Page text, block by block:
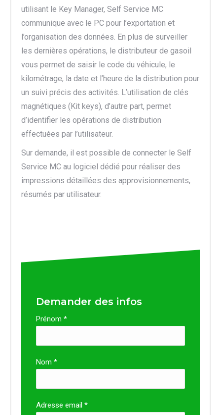
utilisant le Key Manager, Self Service MC
communique avec le PC pour l’exportation et
l’organisation des données. En plus de surveiller
les dernières opérations, le distributeur de gasoil
vous permet de saisir le code du véhicule, le
kilométrage, la date et l’heure de la distribution pour
un suivi précis des activités. L’utilisation de clés
magnétiques (Kit keys), d’autre part, permet
d’identifier les opérations de distribution
effectuées par l’utilisateur.
Sur demande, il est possible de connecter le Self
Service MC au logiciel dédié pour réaliser des
impressions détaillées des approvisionnements,
résumés par utilisateur.
Demander des infos
Prénom *
Nom *
Adresse email *